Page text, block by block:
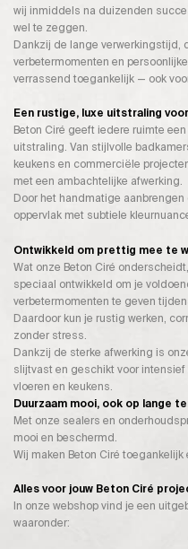
wij inmiddels na duizenden
wel te zeggen.
Dankzij de lange verwerkingstijd,
verbetermomenten en
verrassend toegankelijk — ook
Een rustige, luxe uitstraling
Beton Ciré geeft iedere ruimte
uitstraling. Van stijlvolle
keukens en commerciële
met een ambachtelijke afwerking.
Door het handmatige
oppervlak met subtiele
Ontwikkeld om prettig mee te
Wat onze Beton Ciré
speciaal ontwikkeld om je
verbetermomenten te geven
Daardoor kun je rustig werken,
zonder stress.
Dankzij de sterke afwerking is
slijtvast en geschikt voor
vloeren en keukens.
Duurzaam mooi, ook op lange
Met onze sealers en
mooi en beschermd.
Wij maken Beton Ciré
Alles voor jouw Beton Ciré
In onze webshop vind je een
waaronder: